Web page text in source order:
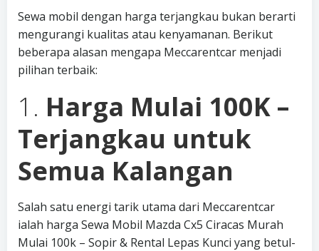
Sewa mobil dengan harga terjangkau bukan berarti
mengurangi kualitas atau kenyamanan. Berikut
beberapa alasan mengapa Meccarentcar menjadi
pilihan terbaik:
1. Harga Mulai 100K –
Terjangkau untuk
Semua Kalangan
Salah satu energi tarik utama dari Meccarentcar
ialah harga Sewa Mobil Mazda Cx5 Ciracas Murah
Mulai 100k – Sopir & Rental Lepas Kunci yang betul-